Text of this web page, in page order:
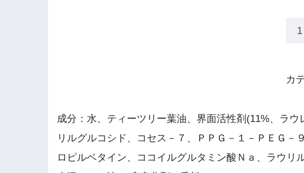
カ
成分：水、ティーツリー葉油、界面活性剤(11%、ラ
リルグルコシド、コセス－７、ＰＰＧ－１－ＰＥＧ
ロピルベタイン、ココイルグルタミン酸Ｎａ、ラウリ